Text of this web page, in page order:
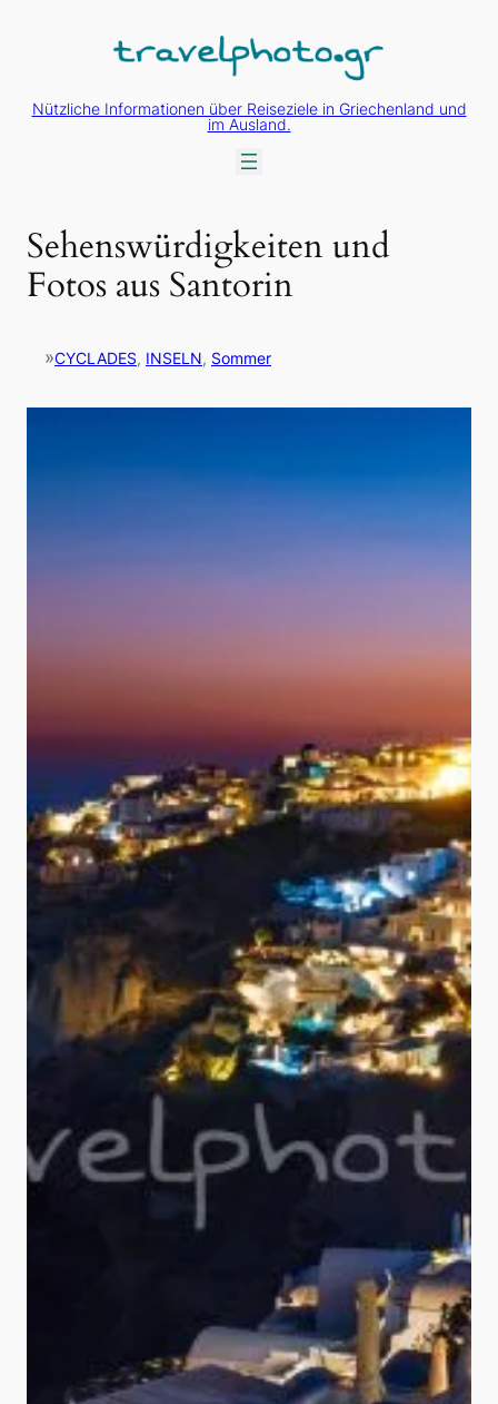
Nützliche Informationen über Reiseziele in Griechenland und
im Ausland.
Sehenswürdigkeiten und
Fotos aus Santorin
»CYCLADES, INSELN, Sommer